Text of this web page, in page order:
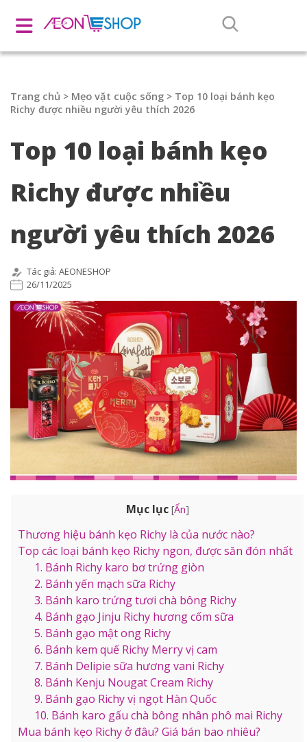
Trang chủ > Mẹo vặt cuộc sống > Top 10 loại bánh kẹo
Richy được nhiều người yêu thích 2026
Top 10 loại bánh kẹo
Richy được nhiều
người yêu thích 2026
Tác giả: AEONESHOP
26/11/2025
Mục lục [Ẩn]
Thương hiệu bánh kẹo Richy là của nước nào?
Top các loại bánh kẹo Richy ngon, được săn đón nhất
1. Bánh Richy karo bơ trứng giòn
2. Bánh yến mạch sữa Richy
3. Bánh karo trứng tươi chà bông Richy
4. Bánh gạo Jinju Richy hương cốm sữa
5. Bánh gạo mật ong Richy
6. Bánh kem quế Richy Merry vị cam
7. Bánh Delipie sữa hương vani Richy
8. Bánh Kenju Nougat Cream Richy
9. Bánh gạo Richy vị ngọt Hàn Quốc
10. Bánh karo gấu chà bông nhân phô mai Richy
Mua bánh kẹo Richy ở đâu? Giá bán bao nhiêu?